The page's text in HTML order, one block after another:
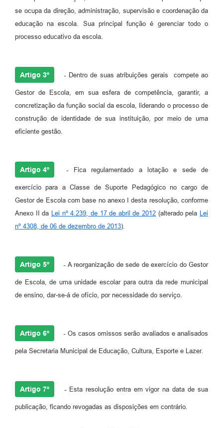
se ocupa da direção, administração, supervisão e coordenação da
educação na escola. Sua principal função é gerenciar todo o
processo educativo da escola.
Artigo 3º - Dentro de suas atribuições gerais compete ao
Gestor de Escola, em sua esfera de competência, garantir, a
concretização da função social da escola, liderando o processo de
construção de identidade de sua instituição, por meio de uma
eficiente gestão.
Artigo 4º - Fica regulamentado a lotação e sede de
exercício para a Classe de Suporte Pedagógico no cargo de
Gestor de Escola com base no anexo I desta resolução, conforme
Anexo II da
Lei nº 4.239, de 17 de abril de 2012 (alterado pela
Lei
nº 4308, de 06 de dezembro de 2013).
Artigo 5º - A reorganização de sede de exercício do Gestor
de Escola, de uma unidade escolar para outra da rede municipal
de ensino, dar-se-á de ofício, por necessidade do serviço.
Artigo 6º - Os casos omissos serão avaliados e analisados
pela Secretaria Municipal de Educação, Cultura, Esporte e Lazer.
Artigo 7º - Esta resolução entra em vigor na data de sua
publicação, ficando revogadas as disposições em contrário.